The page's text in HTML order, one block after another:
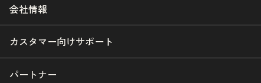
会社情報
カスタマー向けサポート
パートナー